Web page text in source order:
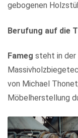
gebogenen
Berufung auf die
Fameg steht in der
von Michael
Möbelherstellung